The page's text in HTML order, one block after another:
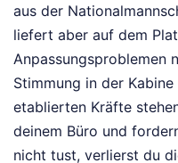
aus der
liefert aber auf dem
Anpassungsproblemen
Stimmung in der
etablierten Kräfte
deinem Büro und
nicht tust, verlierst du